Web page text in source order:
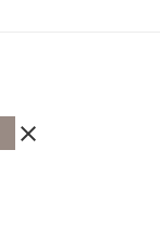
close